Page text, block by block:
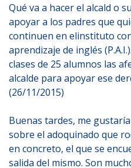
Qué va a hacer el alcald o
apoyar a los padres que
continuen en elinstituto
aprendizaje de inglés
clases de 25 alumnos las
alcalde para apoyar ese
(26/11/2015)
Buenas tardes, me
sobre el adoquinado que
en concreto, el que se
salida del mismo. Son